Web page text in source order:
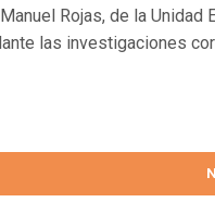
Rojas, de la
las investigaciones